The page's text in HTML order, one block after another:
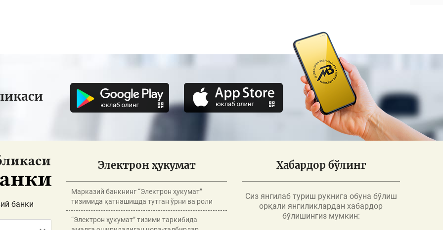
банки
Электрон ҳукумат
Марказий банкнинг “Электрон ҳукумат”
тизимида қатнашишда тутган ўрни ва роли
“Электрон ҳукумат” тизими таркибида
Хабардор бўлинг
Сиз янгилаб туриш рукнига обуна бўлиш
орқали янгиликлардан хабардор
бўлишингиз мумкин: